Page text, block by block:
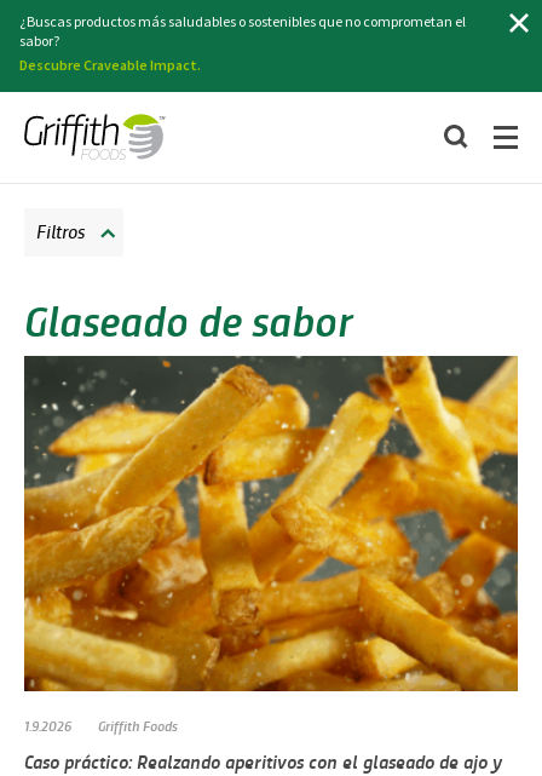
¿Buscas productos más saludables o sostenibles que no comprometan el
sabor?
Descubre Craveable Impact.
Glaseado de sabor
Filtros
1.9.2026 Griffith Foods
Caso práctico: Realzando aperitivos con el glaseado de ajo y